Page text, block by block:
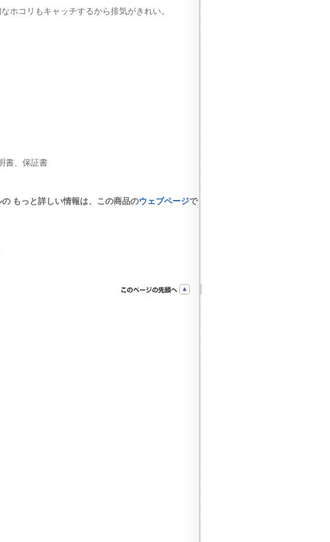
ホコリもキャッチするから排気がきれい。
書、保証書
もっと詳しい情報は、この商品のウェブページで